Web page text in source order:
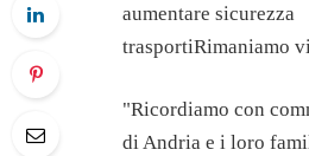
aumentare sicurezza
trasportiRimaniamo
"Ricordiamo con
di Andria e i loro